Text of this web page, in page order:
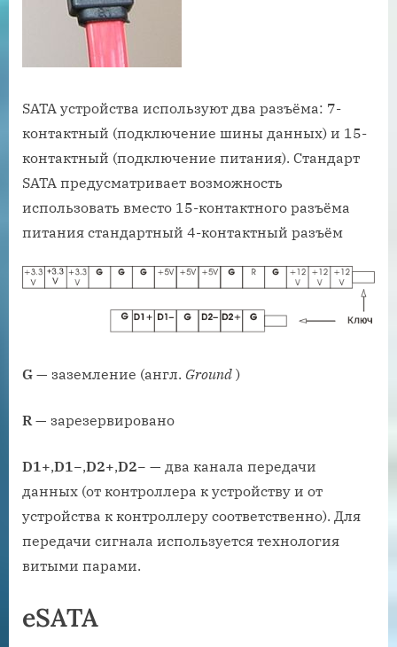
SATA устройства используют два разъёма: 7-
контактный (подключение шины данных) и 15-
контактный (подключение питания). Стандарт
SATA предусматривает возможность
использовать вместо 15-контактного разъёма
питания стандартный 4-контактный разъём
G — заземление (англ. Ground )
R — зарезервировано
D1+,D1−,D2+,D2− — два канала передачи
данных (от контроллера к устройству и от
устройства к контроллеру соответственно). Для
передачи сигнала используется технология
витыми парами.
eSATA